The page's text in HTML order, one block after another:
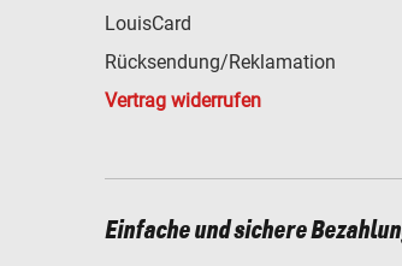
LouisCard
Rücksendung/Reklamation
Vertrag widerrufen
Einfache und sichere